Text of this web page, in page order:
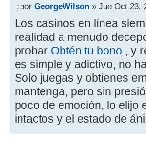
por GeorgeWilson » Jue Oct 23,
Los casinos en línea
realidad a menudo
probar Obtén tu bono , y
es simple y adictivo, no
Solo juegas y obtienes
mantenga, pero sin
poco de emoción, lo elijo
intactos y el estado de